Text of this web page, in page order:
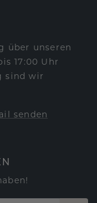
über unseren
17:00 Uhr
sind wir
senden